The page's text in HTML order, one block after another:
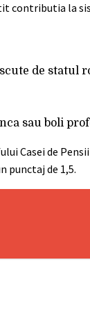
contributia la
de statul
sau boli
Casei de
punctaj de 1,5.